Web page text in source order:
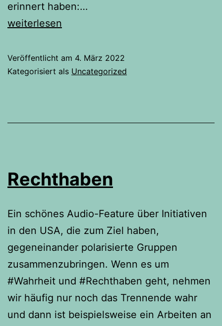
erinnert haben:…
Familiengeister
weiterlesen
Veröffentlicht am 4. März 2022
Kategorisiert als Uncategorized
Rechthaben
Ein schönes Audio-Feature über Initiativen
in den USA, die zum Ziel haben,
gegeneinander polarisierte Gruppen
zusammenzubringen. Wenn es um
#Wahrheit und #Rechthaben geht, nehmen
wir häufig nur noch das Trennende wahr
und dann ist beispielsweise ein Arbeiten an